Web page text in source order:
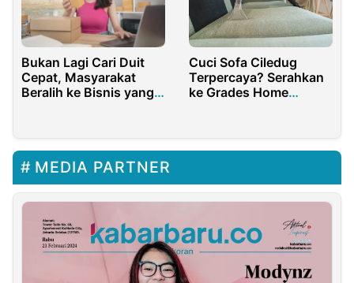
Bukan Lagi Cari Duit
Cepat, Masyarakat
Beralih ke Bisnis yang
Cuci Sofa Ciledug
Terpercaya? Serahkan
ke Grades Home
MEDIA PARTNER